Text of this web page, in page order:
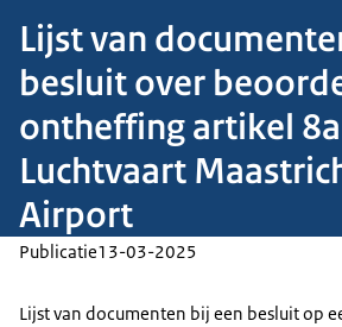
Lijst van
besluit over
ontheffing artikel
Luchtvaart
Airport
Publicatie13-03-2025
Lijst van documenten bij een besluit op